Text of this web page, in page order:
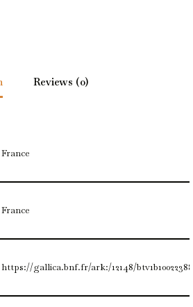
Reviews (0)
France
France
https://gallica.bnf.fr/ark:/12148/